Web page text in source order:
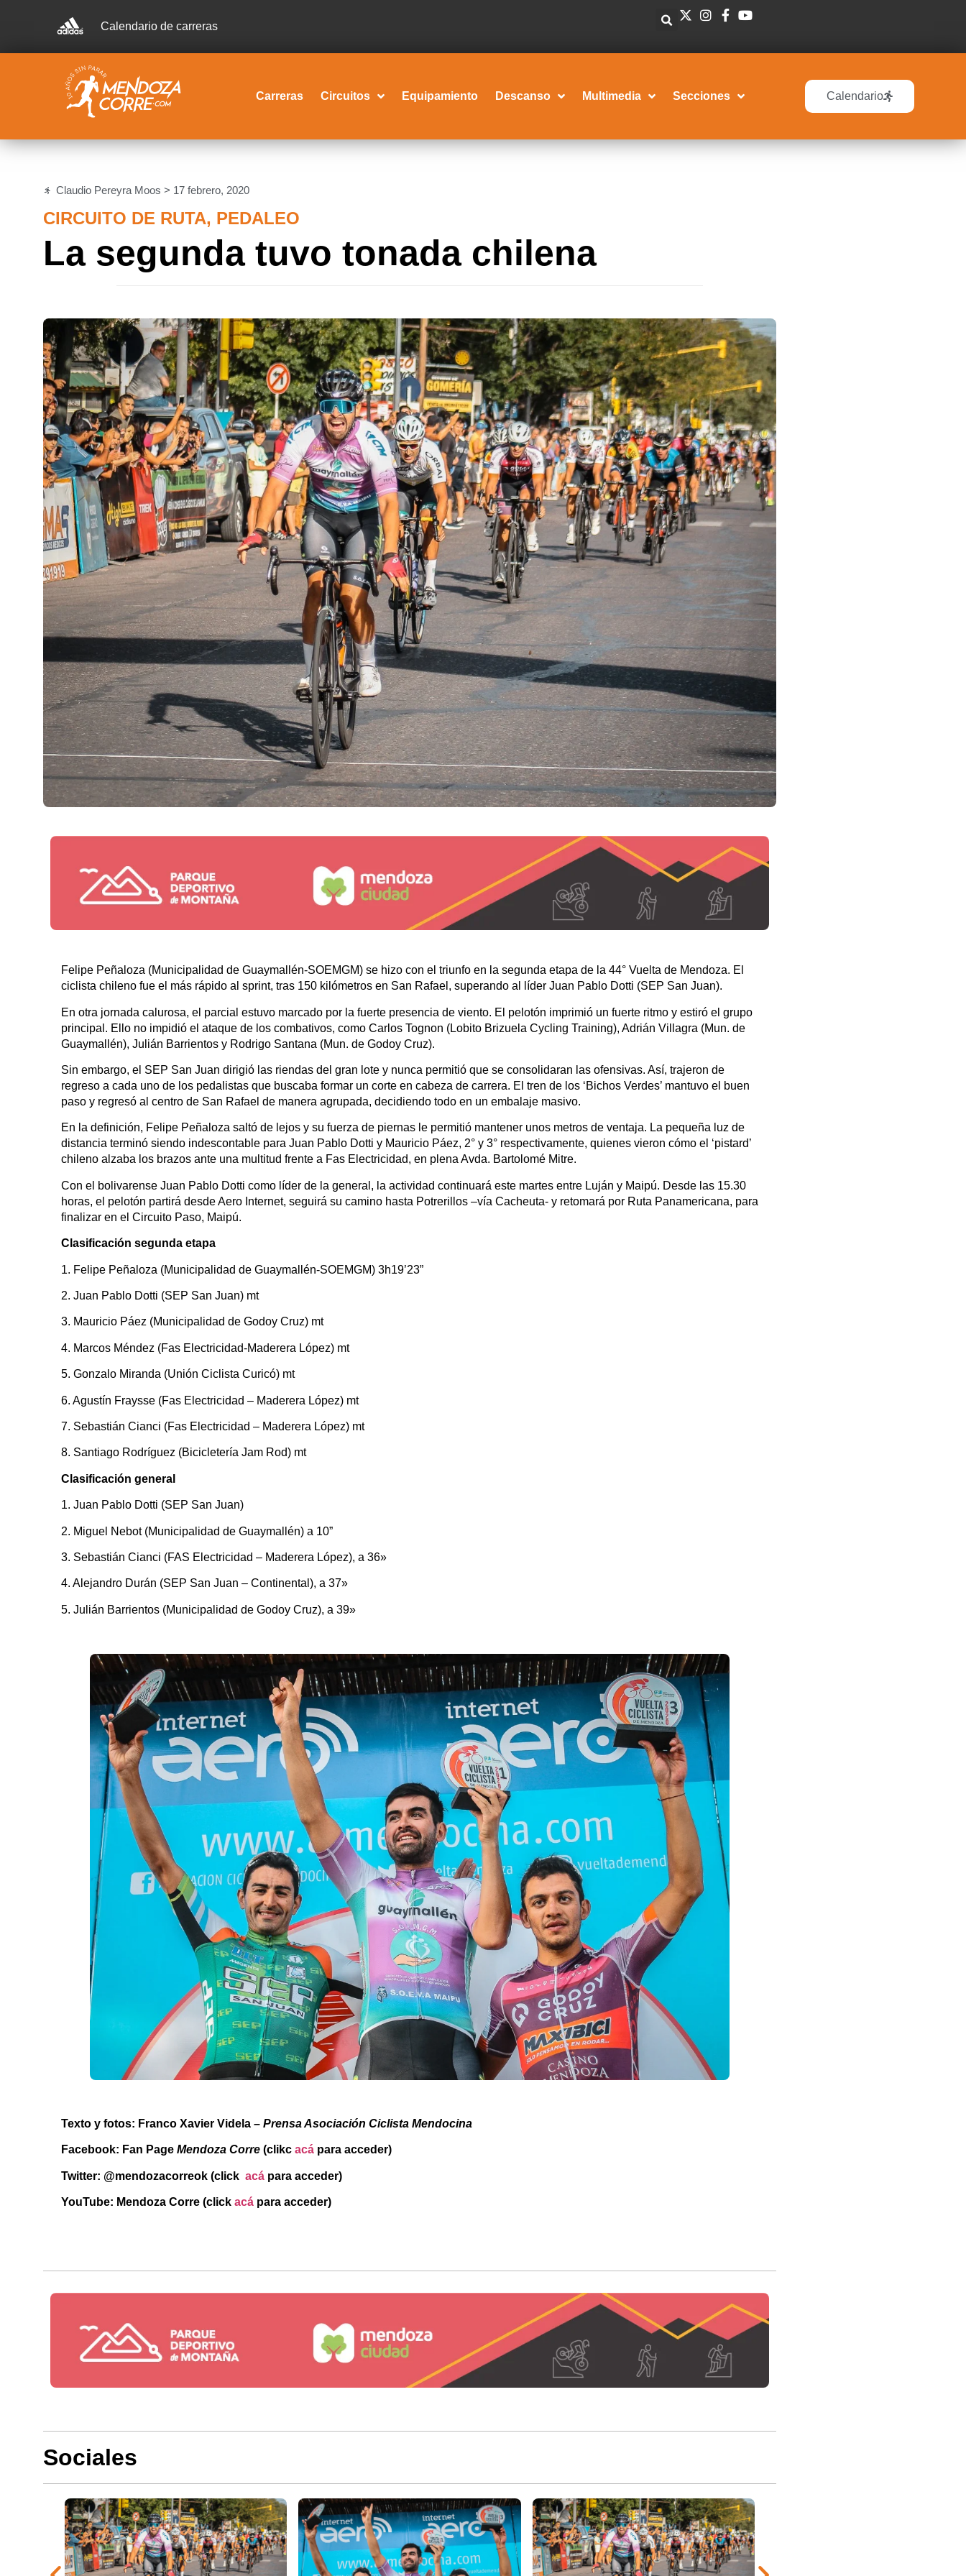
Calendario de carreras
Carreras Circuitos Equipamiento Descanso Multimedia Secciones Calendario
Claudio Pereyra Moos > 17 febrero, 2020
CIRCUITO DE RUTA, PEDALEO
La segunda tuvo tonada chilena
Felipe Peñaloza (Municipalidad de Guaymallén-SOEMGM) se hizo con el triunfo en la segunda etapa de la 44° Vuelta de Mendoza. El
ciclista chileno fue el más rápido al sprint, tras 150 kilómetros en San Rafael, superando al líder Juan Pablo Dotti (SEP San Juan).
En otra jornada calurosa, el parcial estuvo marcado por la fuerte presencia de viento. El pelotón imprimió un fuerte ritmo y estiró el grupo
principal. Ello no impidió el ataque de los combativos, como Carlos Tognon (Lobito Brizuela Cycling Training), Adrián Villagra (Mun. de
Guaymallén), Julián Barrientos y Rodrigo Santana (Mun. de Godoy Cruz).
Sin embargo, el SEP San Juan dirigió las riendas del gran lote y nunca permitió que se consolidaran las ofensivas. Así, trajeron de
regreso a cada uno de los pedalistas que buscaba formar un corte en cabeza de carrera. El tren de los ‘Bichos Verdes’ mantuvo el buen
paso y regresó al centro de San Rafael de manera agrupada, decidiendo todo en un embalaje masivo.
En la definición, Felipe Peñaloza saltó de lejos y su fuerza de piernas le permitió mantener unos metros de ventaja. La pequeña luz de
distancia terminó siendo indescontable para Juan Pablo Dotti y Mauricio Páez, 2° y 3° respectivamente, quienes vieron cómo el ‘pistard’
chileno alzaba los brazos ante una multitud frente a Fas Electricidad, en plena Avda. Bartolomé Mitre.
Con el bolivarense Juan Pablo Dotti como líder de la general, la actividad continuará este martes entre Luján y Maipú. Desde las 15.30
horas, el pelotón partirá desde Aero Internet, seguirá su camino hasta Potrerillos –vía Cacheuta- y retomará por Ruta Panamericana, para
finalizar en el Circuito Paso, Maipú.
Clasificación segunda etapa
1. Felipe Peñaloza (Municipalidad de Guaymallén-SOEMGM) 3h19’23”
2. Juan Pablo Dotti (SEP San Juan) mt
3. Mauricio Páez (Municipalidad de Godoy Cruz) mt
4. Marcos Méndez (Fas Electricidad-Maderera López) mt
5. Gonzalo Miranda (Unión Ciclista Curicó) mt
6. Agustín Fraysse (Fas Electricidad – Maderera López) mt
7. Sebastián Cianci (Fas Electricidad – Maderera López) mt
8. Santiago Rodríguez (Bicicletería Jam Rod) mt
Clasificación general
1. Juan Pablo Dotti (SEP San Juan)
2. Miguel Nebot (Municipalidad de Guaymallén) a 10”
3. Sebastián Cianci (FAS Electricidad – Maderera López), a 36»
4. Alejandro Durán (SEP San Juan – Continental), a 37»
5. Julián Barrientos (Municipalidad de Godoy Cruz), a 39»
Texto y fotos: Franco Xavier Videla – Prensa Asociación Ciclista Mendocina
Facebook: Fan Page Mendoza Corre (clikc acá para acceder)
Twitter: @mendozacorreok (click acá para acceder)
YouTube: Mendoza Corre (click acá para acceder)
Sociales